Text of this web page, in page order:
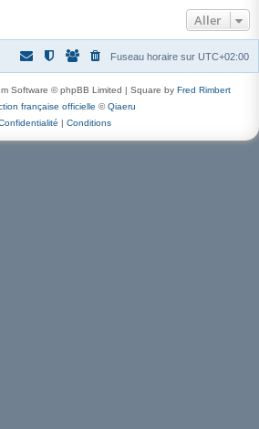
Aller
Fuseau horaire sur UTC+02:00
Software © phpBB Limited | Square by Fred Rimbert
française officielle ©Qiaeru
| Conditions